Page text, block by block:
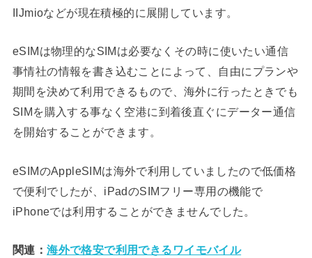
IIJmioなどが現在積極的に展開しています。
eSIMは物理的なSIMは必要なくその時に使いたい通信
事情社の情報を書き込むことによって、自由にプランや
期間を決めて利用できるもので、海外に行ったときでも
SIMを購入する事なく空港に到着後直ぐにデーター通信
を開始することができます。
eSIMのAppleSIMは海外で利用していましたので低価格
で便利でしたが、iPadのSIMフリー専用の機能で
iPhoneでは利用することができませんでした。
関連：海外で格安で利用できるワイモバイル